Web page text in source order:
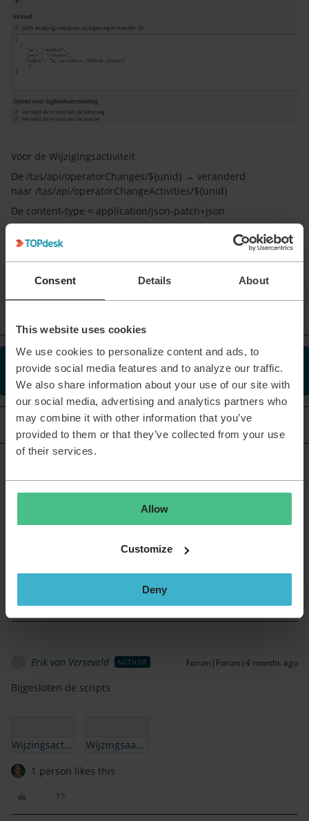
Consent Details About
This website uses cookies
We use cookies to personalize content and ads, to
provide social media features and to analyze our traffic.
We also share information about your use of our site with
our social media, advertising and analytics partners who
may combine it with other information that you’ve
provided to them or that they’ve collected from your use
of their services.
Allow
Customize
Deny
Voor de Wijzigingsactiviteit
De /tas/api/operatorChanges/${unid} → veranderd
naar /tas/api/operatorChangeActivities/${unid}
De content-type = application/json-patch+json
Change Management
This topic has been closed for replies.
5 replies Oldest first
@Erik van Verseveldmooie oplossing? Is de actiereeks
(geanonimiseerd) wellicht ook te delen zodat andere mensen
Godmother
Erik van Verseveld AUTHOR Forum|Forum|4 months ago
Bijgesloten de scripts
Wijzingsactiviteit status reactie ontvangen.json
Wijzingsaanvraag status reactie ontvangen.json
1 person likes this